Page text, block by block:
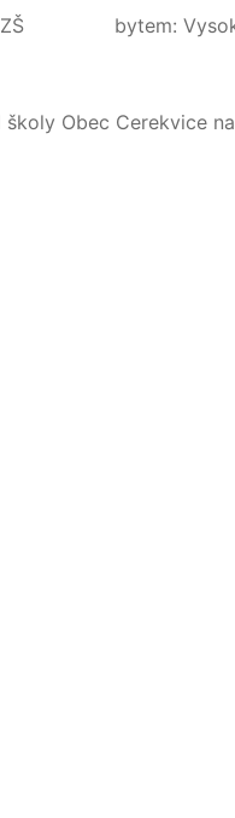
ZŠ bytem:
Obec Cerekvice